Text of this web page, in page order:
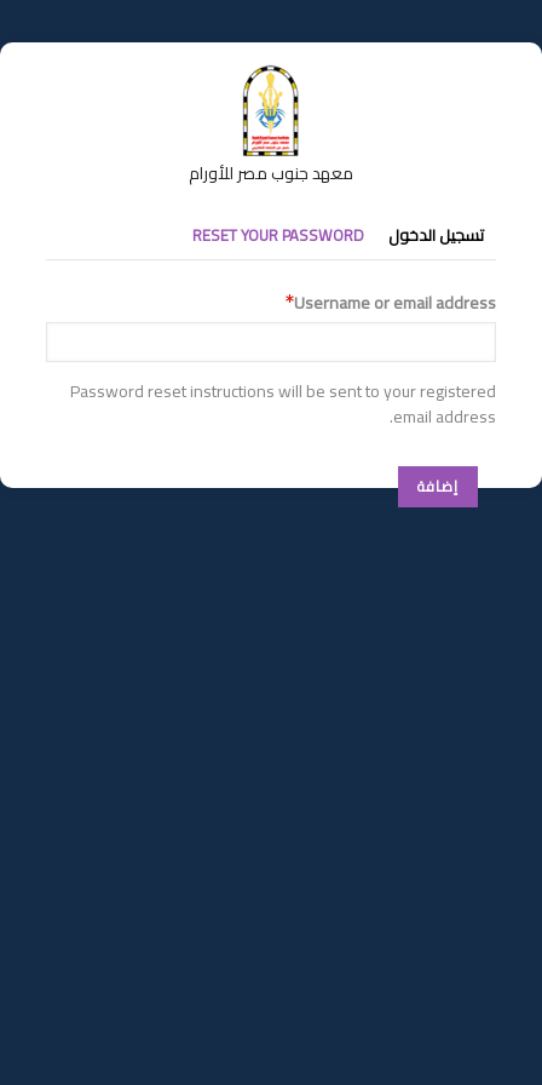
إلى
المحتوى
معهد جنوب مصر للأورام
التبويبات
الأساسية
تسجيل الدخول RESET YOUR PASSWORD
Username or email address
Password reset instructions will be sent to your registered
email address.